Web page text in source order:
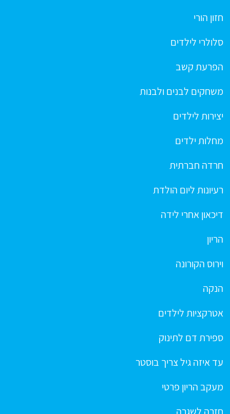
חזון הורי
סלולרי לילדים
הפרעת קשב
משחקים לבנים ולבנות
יצירות לילדים
מחלות ילדים
חרדה חברתית
רעיונות ליום הולדת
דיכאון אחרי לידה
הריון
וירוס הקורונה
הנקה
אטרקציות לילדים
ספירת דם לתינוק
עד איזה גיל צריך בוסטר
מעקב הריון פרטי